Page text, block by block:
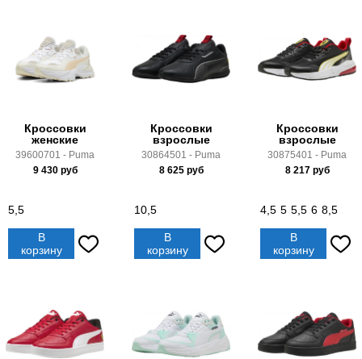
Кроссовки
женские
39600701 - Puma
9 430руб
5,5
В
корзину
Кроссовки
взрослые
30864501 - Puma
8 625руб
10,5
В
корзину
Кроссовки
взрослые
30875401 - Puma
8 217руб
4,5 5 5,5 6 8,5
В
корзину